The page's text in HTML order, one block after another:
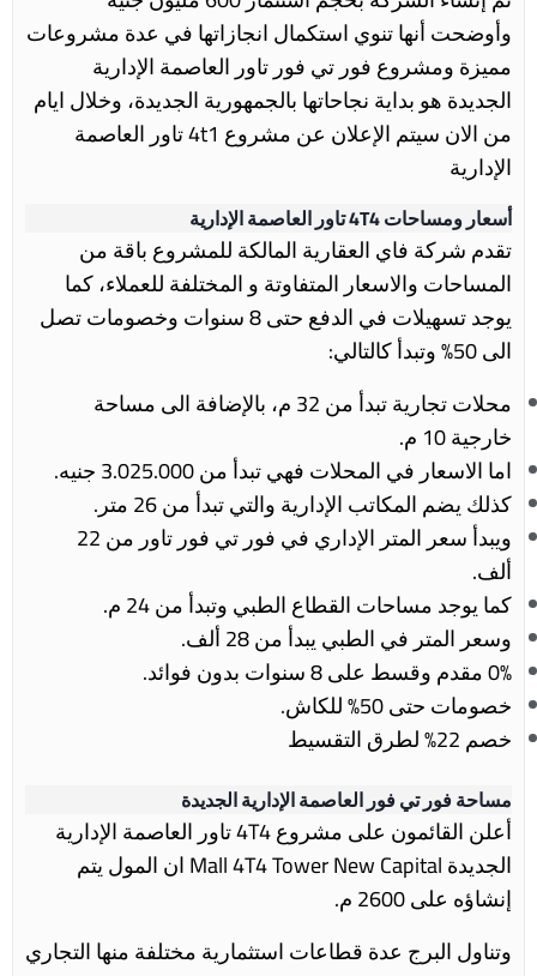
وأوضحت أنها تنوي استكمال انجازاتها في عدة مشروعات
مميزة ومشروع فور تي فور تاور العاصمة الإدارية
الجديدة هو بداية نجاحاتها بالجمهورية الجديدة، وخلال ايام
من الان سيتم الإعلان عن مشروع 4t1 تاور العاصمة
الإدارية
أسعار ومساحات 4T4 تاور العاصمة الإدارية
تقدم شركة فاي العقارية المالكة للمشروع باقة من
المساحات والاسعار المتفاوتة و المختلفة للعملاء، كما
يوجد تسهيلات في الدفع حتى 8 سنوات وخصومات تصل
الى 50% وتبدأ كالتالي:
محلات تجارية تبدأ من 32 م، بالإضافة الى مساحة
خارجية 10 م.
اما الاسعار في المحلات فهي تبدأ من 3.025.000 جنيه.
كذلك يضم المكاتب الإدارية والتي تبدأ من 26 متر.
ويبدأ سعر المتر الإداري في فور تي فور تاور من 22
ألف.
كما يوجد مساحات القطاع الطبي وتبدأ من 24 م.
وسعر المتر في الطبي يبدأ من 28 ألف.
0% مقدم وقسط على 8 سنوات بدون فوائد.
خصومات حتى 50% للكاش.
خصم 22% لطرق التقسيط
مساحة فور تي فور العاصمة الإدارية الجديدة
أعلن القائمون على مشروع 4T4 تاور العاصمة الإدارية
الجديدة
Mall 4T4 Tower New Capital ان المول يتم
إنشاؤه على 2600 م.
وتناول البرج عدة قطاعات استثمارية مختلفة منها التجاري